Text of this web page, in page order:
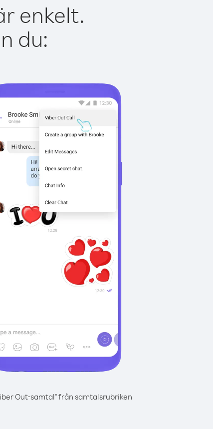
enkelt.
du:
Out-samtal" från samtalsrubriken